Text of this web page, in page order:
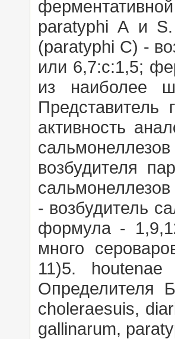
paratyphi А и
(paratyphi С) -
или 6,7:с:1,5;
из наиболее
активность
возбудителя
- возбудитель
формула -
много
11)5.
Определителя
choleraesuis,
gallinarum,